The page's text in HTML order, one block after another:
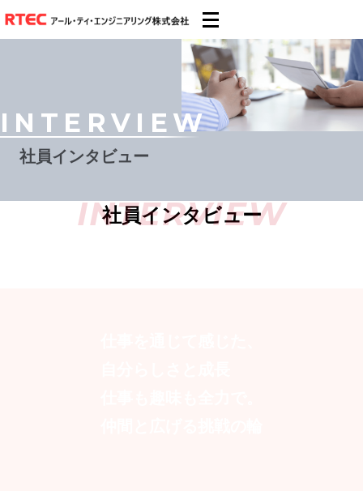
INTERVIEW
社員インタビュー
社員インタビュー
INTERVIEW